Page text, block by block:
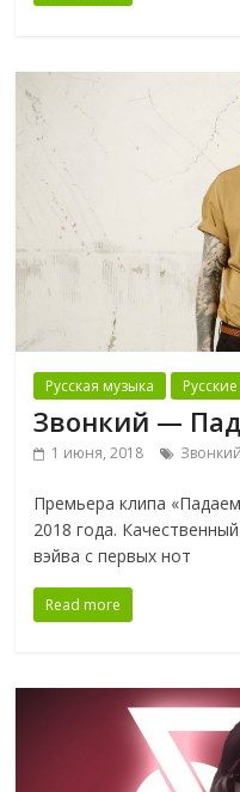
Русская музыка
Звонкий —
1 июня, 2018 Звонкий
Премьера клипа
2018 года.
вэйва с первых нот
Read more